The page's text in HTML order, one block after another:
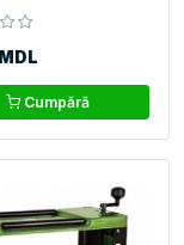
Cumpără